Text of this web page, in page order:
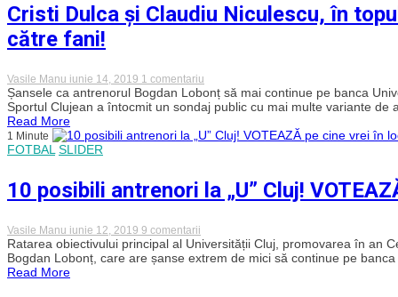
Lincar
s-
„șepcile
roșii”
Cristi Dulca și Claudiu Niculescu, în
către fani!
Vasile Manu iunie 14, 2019 1 comentariu
Cristi
Dulca
și
Niculescu,
mai
doriți
„U”
Cluj
de
Șansele ca antrenorul Bogdan Lobonț să mai continue pe banca
Sportul Clujean a întocmit un sondaj public cu mai multe variante de
Read More
1 Minute
FOTBAL SLIDER
10 posibili antrenori la „U” Cluj!
Vasile Manu iunie 12, 2019 9 comentarii
10
posibili
antrenori
Ratarea obiectivului principal al Universității Cluj, promovarea în an
Bogdan Lobonț, care are șanse extrem de mici să continue pe banca
Read More